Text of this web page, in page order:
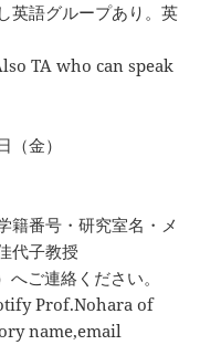
英語グループあり。英
TA who can speak
金）
籍番号・研究室名・メ
代子教授
ご連絡ください。
Prof.Nohara of
name,email